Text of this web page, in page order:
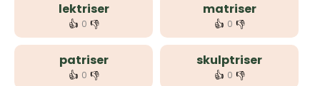
lektriser
👍 0 👎
matriser
👍 0 👎
patriser
👍 0 👎
skulptriser
👍 0 👎